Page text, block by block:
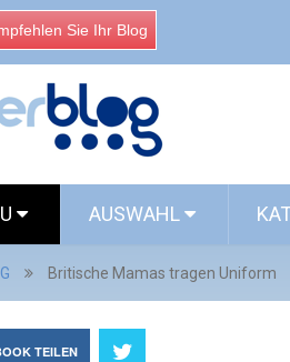
Sie Ihr Blog
AUSWAHL
Britische Mamas tragen Uniform
TEILEN